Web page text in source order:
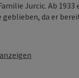
Jurcic. Ab
da er